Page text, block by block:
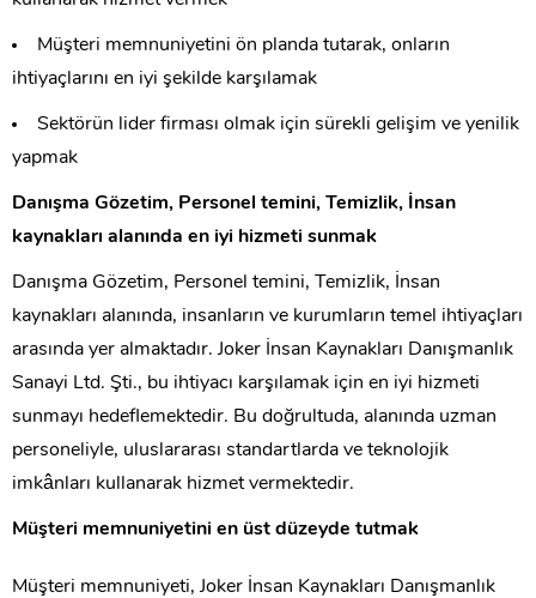
Müşteri memnuniyetini ön planda tutarak, onların
ihtiyaçlarını en iyi şekilde karşılamak
Sektörün lider firması olmak için sürekli gelişim ve yenilik
yapmak
Danışma Gözetim, Personel temini, Temizlik, İnsan
kaynakları alanında en iyi hizmeti sunmak
Danışma Gözetim, Personel temini, Temizlik, İnsan
kaynakları alanında, insanların ve kurumların temel ihtiyaçları
arasında yer almaktadır. Joker İnsan Kaynakları Danışmanlık
Sanayi Ltd. Şti., bu ihtiyacı karşılamak için en iyi hizmeti
sunmayı hedeflemektedir. Bu doğrultuda, alanında uzman
personeliyle, uluslararası standartlarda ve teknolojik
imkânları kullanarak hizmet vermektedir.
Müşteri memnuniyetini en üst düzeyde tutmak
Müşteri memnuniyeti, Joker İnsan Kaynakları Danışmanlık